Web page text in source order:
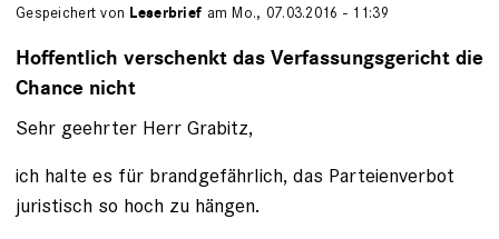
Gespeichert von Leserbrief am Mo., 07.03.2016 - 11:39
Hoffentlich verschenkt das Verfassungsgericht die
Chance nicht
Sehr geehrter Herr Grabitz,
ich halte es für brandgefährlich, das Parteienverbot
juristisch so hoch zu hängen.